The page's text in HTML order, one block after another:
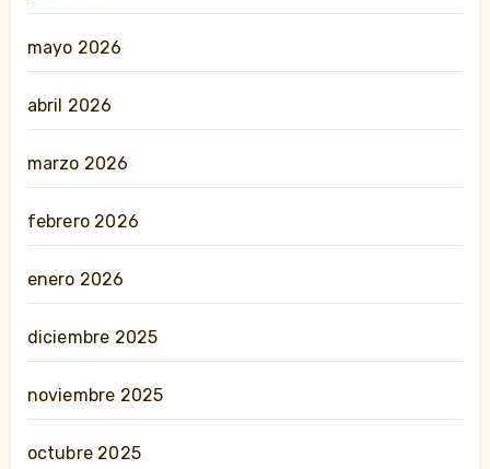
mayo 2026
abril 2026
marzo 2026
febrero 2026
enero 2026
diciembre 2025
noviembre 2025
octubre 2025